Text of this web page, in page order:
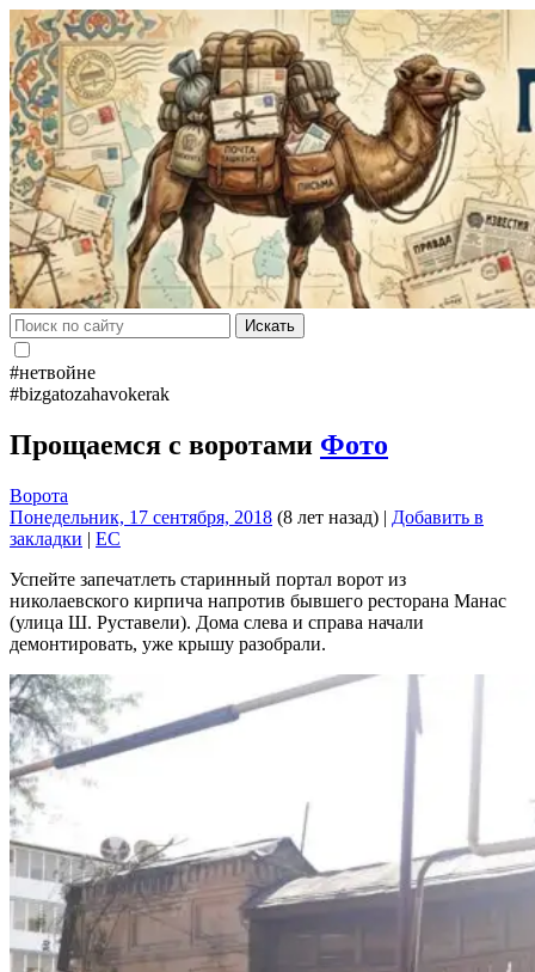
Искать
#нетвойне
#bizgatozahavokerak
Прощаемся с воротами Фото
Ворота
Понедельник, 17 сентября, 2018 (8 лет назад) | Добавить в
закладки | EC
Успейте запечатлеть старинный портал ворот из
николаевского кирпича напротив бывшего ресторана Манас
(улица Ш. Руставели). Дома слева и справа начали
демонтировать, уже крышу разобрали.